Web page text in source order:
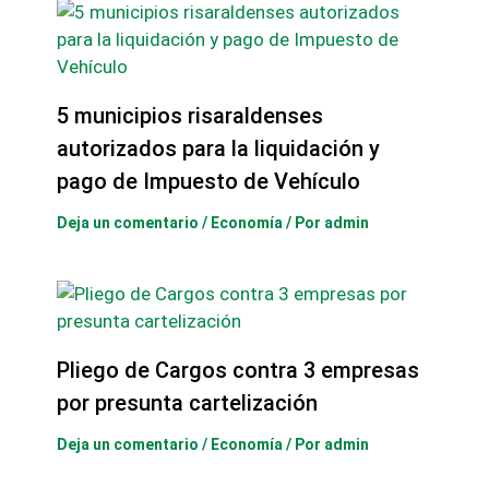
5 municipios risaraldenses
autorizados para la liquidación y
pago de Impuesto de Vehículo
Deja un comentario / Economía / Por admin
Pliego de Cargos contra 3 empresas
por presunta cartelización
Deja un comentario / Economía / Por admin